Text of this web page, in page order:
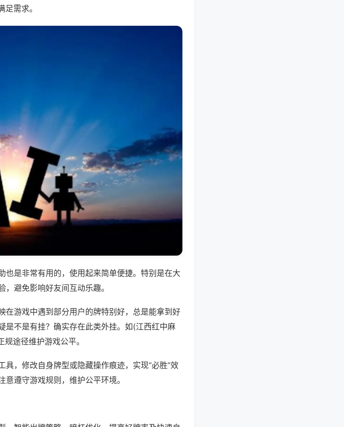
需求。
也是非常有用的，使用起来简单便捷。特别是在大
避免影响好友间互动乐趣。
在游戏中遇到部分用户的牌特别好，总是能拿到好
是不是有挂？确实存在此类外挂。如(江西红中麻
途径维护游戏公平。
，修改自身牌型或隐藏操作痕迹，实现“必胜”效
遵守游戏规则，维护公平环境。